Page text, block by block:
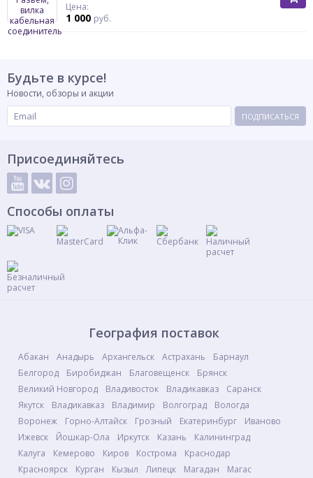
Цена:
1 000 руб.
Будьте в курсе!
Новости, обзоры и акции
ПОДПИСАТЬСЯ
Присоединяйтесь
Способы оплаты
География поставок
Абакан Анадырь Архангельск Астрахань
Барнаул
Белгород
Биробиджан Благовещенск
Брянск
Великий Новгород
Владивосток Владикавказ
Саранск
Якутск
Владикавказ Владимир Волгоград
Вологда
Воронеж
Горно-Алтайск Грозный Екатеринбург
Иваново
Ижевск
Йошкар-Ола Иркутск Казань
Калининград
Калуга
Кемерово Киров Кострома
Краснодар
Красноярск
Курган Кызыл Липецк Магадан Магас